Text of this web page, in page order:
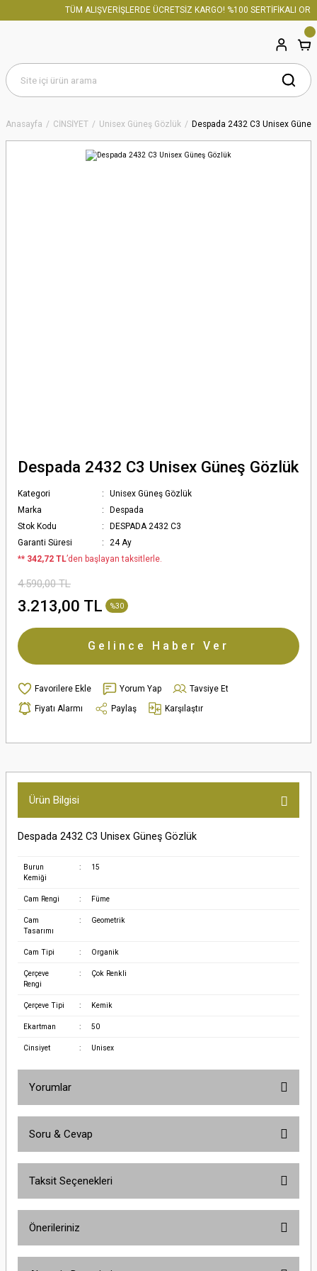
TÜM ALIŞVERİŞLERDE ÜCRETSİZ KARGO! %100 SERTİFİKALI
Anasayfa CİNSİYET Unisex Güneş Gözlük Despada 2432 C3 Unisex
Despada 2432 C3 Unisex Güneş Gözlük
Kategori
Unisex Güneş Gözlük
Marka
Despada
Stok Kodu
DESPADA 2432 C3
Garanti Süresi
24 Ay
** 342,72 TL’den başlayan taksitlerle.
4.590,00 TL
3.213,00 TL %30
Gelince Haber Ver
Yorum Yap
Tavsiye Et
Fiyatı Alarmı
Paylaş Karşılaştır
Ürün Bilgisi
Despada 2432 C3 Unisex Güneş Gözlük
Burun
Kemiği
: 15
Cam Rengi : Füme
Cam
Tasarımı
: Geometrik
Cam Tipi : Organik
Çerçeve
Rengi
: Çok Renkli
Çerçeve Tipi : Kemik
Ekartman : 50
Cinsiyet : Unisex
Yorumlar
Soru & Cevap
Taksit Seçenekleri
Önerileriniz